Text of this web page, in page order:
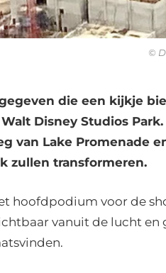
©
die een kijkje
Disney Studios Park.
van Lake Promenade
zullen transformeren.
hoofdpodium voor de
vanuit de lucht en